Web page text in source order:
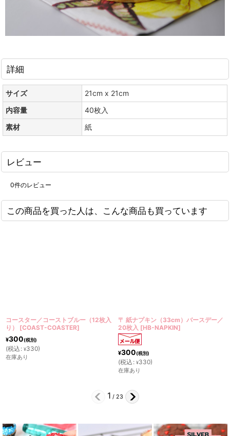
詳細
サイズ
21cm x 21cm
内容量
40枚入
素材
紙
レビュー
0件のレビュー
この商品を買った人は、こんな商品も買っています
（12枚入
〒 紙ナプキン（33cm）バースデー／
20枚入 [HB-NAPKIN
¥300
ティーライト キャンドル／ネ
ーラル [FLU-
在庫あり
2 /23